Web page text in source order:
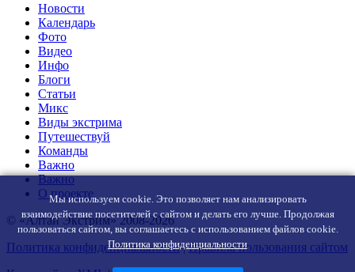
Новости
Календарь
Фото
Видео
Инфо
Блоги
Статьи
Микс
Виды экстрима
Путешествуй
Команды
Важно
Важно
О проекте
© «Алтай Экстрим» 2008-2026
Политика конфиденциальности|Правила пользования сайтом
Мы используем cookie. Это позволяет нам анализировать
взаимодействие посетителей с сайтом и делать его лучше. Продолжая
пользоваться сайтом, вы соглашаетесь с использованием файлов cookie.
Политика конфиденциальности